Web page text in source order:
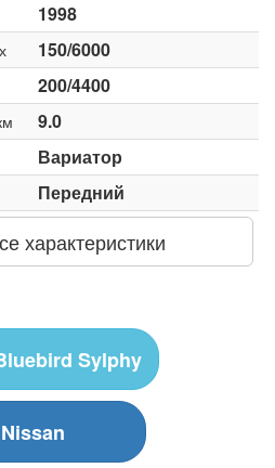
1998
150/6000
200/4400
9.0
Вариатор
Передний
характеристики
Sylphy
Nissan